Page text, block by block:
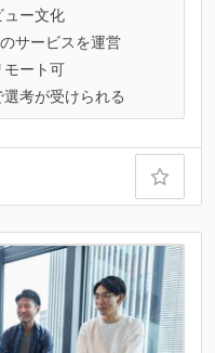
ュー文化
サービスを運営
モート可
考が受けられる